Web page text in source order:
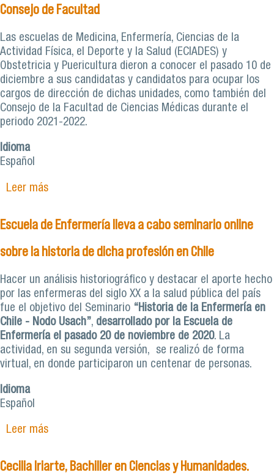
Consejo de Facultad
Las escuelas de Medicina, Enfermería, Ciencias de la
Actividad Física, el Deporte y la Salud (ECIADES) y
Obstetricia y Puericultura dieron a conocer el pasado 10 de
diciembre a sus candidatas y candidatos para ocupar los
cargos de dirección de dichas unidades, como también del
Consejo de la Facultad de Ciencias Médicas durante el
periodo 2021-2022.
Idioma
Español
Leer mássobre Presentan candidaturas a direcciones de
Escuela de Enfermería lleva a cabo seminario online
sobre la historia de dicha profesión en Chile
Hacer un análisis historiográfico y destacar el aporte hecho
por las enfermeras del siglo XX a la salud pública del país
fue el objetivo del Seminario “Historia de la Enfermería en
Chile - Nodo Usach”, desarrollado por la Escuela de
Enfermería el pasado 20 de noviembre de 2020. La
actividad, en su segunda versión, se realizó de forma
virtual, en donde participaron un centenar de personas.
Idioma
Español
Leer mássobre Escuela de Enfermería lleva a cabo
profesión en Chile
Cecilia Iriarte, Bachiller en Ciencias y Humanidades.